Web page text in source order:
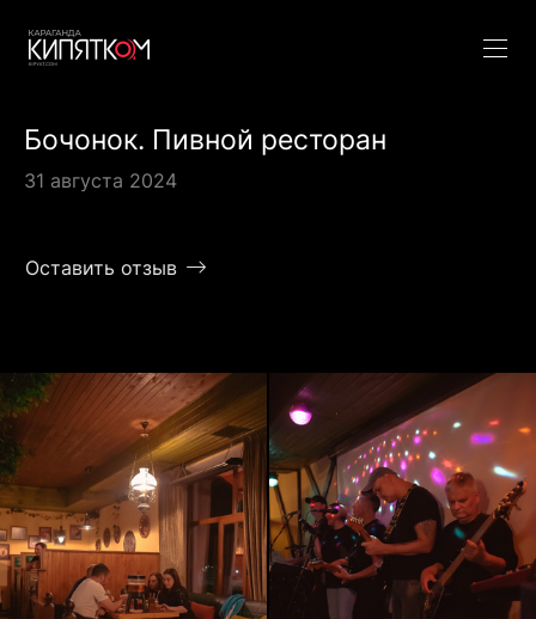
Бочонок. Пивной ресторан
31 августа 2024
Оставить отзыв